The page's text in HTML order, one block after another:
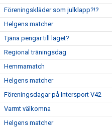
Föreningskläder som julklapp?!?
Helgens matcher
Tjäna pengar till laget?
Regional träningsdag
Hemmamatch
Helgens matcher
Föreningsdagar på Intersport V42
Varmt välkomna
Helgens matcher